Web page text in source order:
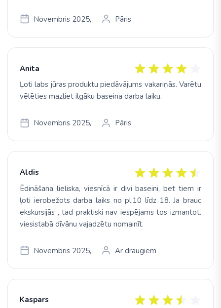
Novembris 2025, Pāris
Anita
Ļoti labs jūras produktu piedāvājums vakariņās. Varētu
vēlēties mazliet ilgāku baseina darba laiku.
Novembris 2025, Pāris
Aldis
Ēdināšana lieliska, viesnīcā ir divi baseini, bet tiem ir
ļoti ierobežots darba laiks no pl.10 līdz 18. Ja brauc
ekskursijās , tad praktiski nav iespējams tos izmantot.
viesistabā dīvānu vajadzētu nomainīt.
Novembris 2025, Ar draugiem
Kaspars